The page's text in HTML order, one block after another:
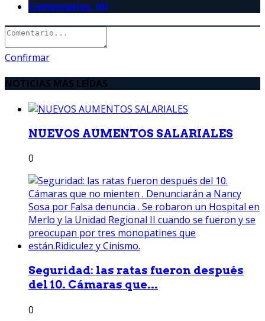
Comentarios (0)
Confirmar
NOTICIAS MAS LEÍDAS
NUEVOS AUMENTOS SALARIALES
0
Seguridad: las ratas fueron después
del 10. Cámaras que...
0